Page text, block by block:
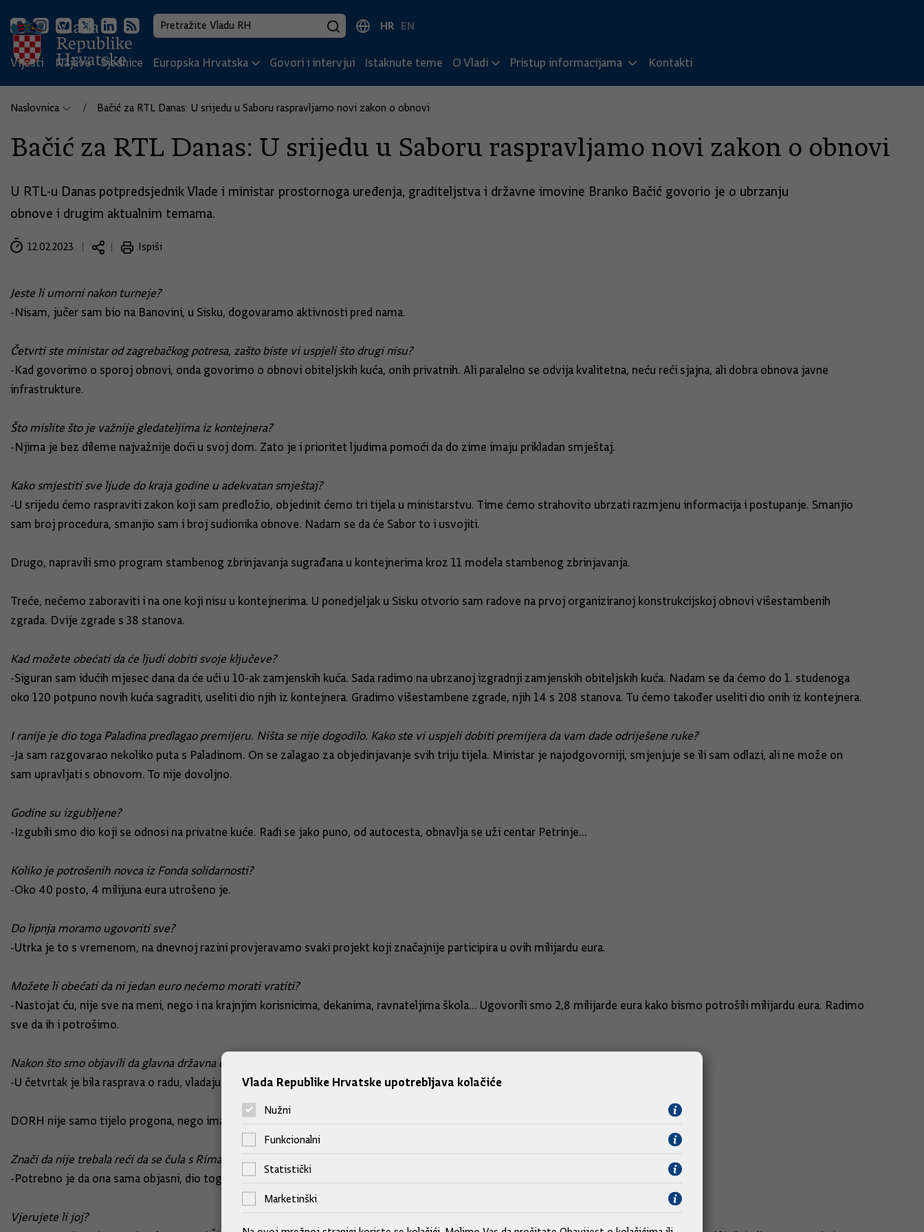
HR EN
Vijesti Najave Sjednice Europska Hrvatska Govori i intervjui Istaknute teme O Vladi Pristup informacijama Kontakti
Naslovnica Bačić za RTL Danas: U srijedu u Saboru raspravljamo novi zakon o obnovi
Bačić za RTL Danas: U srijedu u Saboru raspravljamo novi zakon o obnovi
U RTL-u Danas potpredsjednik Vlade i ministar prostornoga uređenja, graditeljstva i državne imovine Branko Bačić govorio je o ubrzanju
obnove i drugim aktualnim temama.
12.02.2023. Ispiši
Jeste li umorni nakon turneje?
-Nisam, jučer sam bio na Banovini, u Sisku, dogovaramo aktivnosti pred nama.
Četvrti ste ministar od zagrebačkog potresa, zašto biste vi uspjeli što drugi nisu?
-Kad govorimo o sporoj obnovi, onda govorimo o obnovi obiteljskih kuća, onih privatnih. Ali paralelno se odvija kvalitetna, neću reći sjajna, ali dobra obnova javne
infrastrukture.
Što mislite što je važnije gledateljima iz kontejnera?
-Njima je bez dileme najvažnije doći u svoj dom. Zato je i prioritet ljudima pomoći da do zime imaju prikladan smještaj.
Kako smjestiti sve ljude do kraja godine u adekvatan smještaj?
-U srijedu ćemo raspraviti zakon koji sam predložio, objedinit ćemo tri tijela u ministarstvu. Time ćemo strahovito ubrzati razmjenu informacija i postupanje. Smanjio
sam broj procedura, smanjio sam i broj sudionika obnove. Nadam se da će Sabor to i usvojiti.
Drugo, napravili smo program stambenog zbrinjavanja sugrađana u kontejnerima kroz 11 modela stambenog zbrinjavanja.
Treće, nećemo zaboraviti i na one koji nisu u kontejnerima. U ponedjeljak u Sisku otvorio sam radove na prvoj organiziranoj konstrukcijskoj obnovi višestambenih
zgrada. Dvije zgrade s 38 stanova.
Kad možete obećati da će ljudi dobiti svoje ključeve?
-Siguran sam idućih mjesec dana da će ući u 10-ak zamjenskih kuća. Sada radimo na ubrzanoj izgradnji zamjenskih obiteljskih kuća. Nadam se da ćemo do 1. studenoga
oko 120 potpuno novih kuća sagraditi, useliti dio njih iz kontejnera. Gradimo višestambene zgrade, njih 14 s 208 stanova. Tu ćemo također useliti dio onih iz kontejnera.
I ranije je dio toga Paladina predlagao premijeru. Ništa se nije dogodilo. Kako ste vi uspjeli dobiti premijera da vam dade odriješene ruke?
-Ja sam razgovarao nekoliko puta s Paladinom. On se zalagao za objedinjavanje svih triju tijela. Ministar je najodgovorniji, smjenjuje se ili sam odlazi, ali ne može on
sam upravljati s obnovom. To nije dovoljno.
Godine su izgubljene?
-Izgubili smo dio koji se odnosi na privatne kuće. Radi se jako puno, od autocesta, obnavlja se uži centar Petrinje...
Koliko je potrošenih novca iz Fonda solidarnosti?
-Oko 40 posto, 4 milijuna eura utrošeno je.
Do lipnja moramo ugovoriti sve?
-Utrka je to s vremenom, na dnevnoj razini provjeravamo svaki projekt koji značajnije participira u ovih milijardu eura.
Možete li obećati da ni jedan euro nećemo morati vratiti?
-Nastojat ću, nije sve na meni, nego i na krajnjim korisnicima, dekanima, ravnateljima škola... Ugovorili smo 2,8 milijarde eura kako bismo potrošili milijardu eura. Radimo
sve da ih i potrošimo.
Nakon što smo objavili da glavna državna odvjetnica Zlata Hrvoj Šipek nije govorila istinu oko Josipe Rimac, ima li ona podršku HDZ-a?
-U četvrtak je bila rasprava o radu, vladajuća većina podržala je njezino izvješće.
DORH nije samo tijelo progona, nego ima i građansko-pravni odjel na čijem je čelu ona bila.
Znači da nije trebala reći da se čula s Rimac?
-Potrebno je da ona sama objasni, dio toga je već i objasnila.
Vjerujete li joj?
Vlada Republike Hrvatske upotrebljava kolačiće
Nužni
Funkcionalni
Statistički
Marketinški